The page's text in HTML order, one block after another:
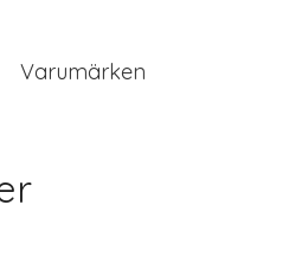
Varumärken